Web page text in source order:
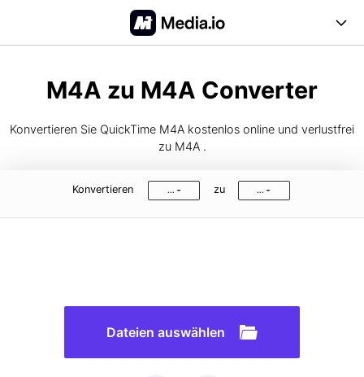
Support
Anleitung
M4A zu M4A Converter
Konvertieren Sie QuickTime M4A kostenlos online und verlustfrei
zu M4A .
Konvertieren ... zu ...
Dateien auswählen